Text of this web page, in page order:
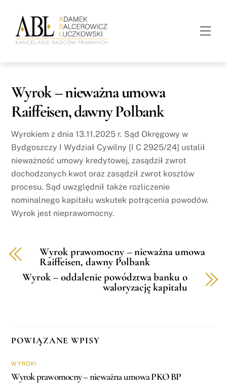
content
Wyrok – nieważna umowa
Raiffeisen, dawny Polbank
Wyrokiem z dnia 13.11.2025 r. Sąd Okręgowy w
Bydgoszczy I Wydział Cywilny [I C 2925/24] ustalił
nieważność umowy kredytowej, zasądził zwrot
dochodzonych kwot oraz zasądził zwrot kosztów
procesu. Sąd uwzględnił także rozliczenie
nominalnego kapitału wskutek potrącenia powodów.
Wyrok jest nieprawomocny.
Wyrok prawomocny – nieważna umowa
Raiffeisen, dawny Polbank
Wyrok – oddalenie powództwa banku o
waloryzację kapitału
POWIĄZANE WPISY
WYROKI
Wyrok prawomocny – nieważna umowa PKO BP